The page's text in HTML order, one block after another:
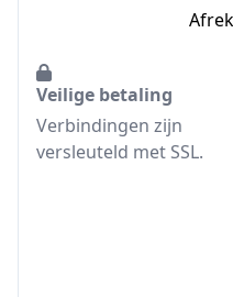
Veilige betaling
Verbindingen zijn
versleuteld met SSL.